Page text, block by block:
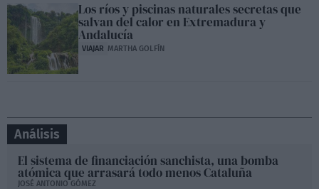
Los ríos y piscinas naturales secretas que
salvan del calor en Extremadura y
Andalucía
VIAJAR MARTHA GOLFÍN
Análisis
El sistema de financiación sanchista, una bomba
atómica que arrasará todo menos Cataluña
JOSÉ ANTONIO GÓMEZ